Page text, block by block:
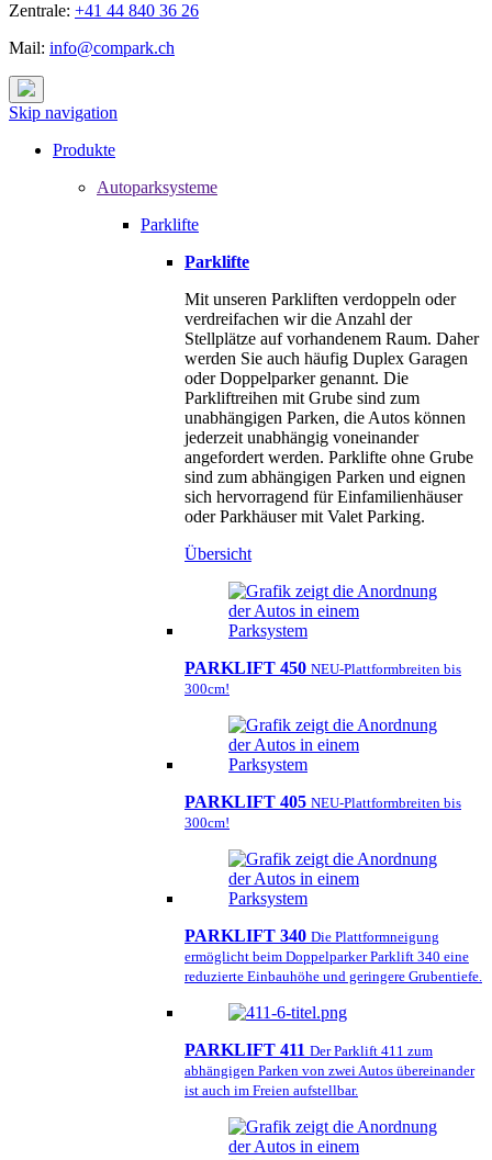
Zentrale: +41 44 840 36 26
Mail: info@compark.ch
Skip navigation
Produkte
Autoparksysteme
Parklifte
Parklifte
Mit unseren Parkliften verdoppeln oder
verdreifachen wir die Anzahl der
Stellplätze auf vorhandenem Raum. Daher
werden Sie auch häufig Duplex Garagen
oder Doppelparker genannt. Die
Parkliftreihen mit Grube sind zum
unabhängigen Parken, die Autos können
jederzeit unabhängig voneinander
angefordert werden. Parklifte ohne Grube
sind zum abhängigen Parken und eignen
sich hervorragend für Einfamilienhäuser
oder Parkhäuser mit Valet Parking.
Übersicht
PARKLIFT 450 NEU-Plattformbreiten bis
300cm!
PARKLIFT 405 NEU-Plattformbreiten bis
300cm!
PARKLIFT 340 Die Plattformneigung
ermöglicht beim Doppelparker Parklift 340 eine
reduzierte Einbauhöhe und geringere Grubentiefe.
PARKLIFT 411 Der Parklift 411 zum
abhängigen Parken von zwei Autos übereinander
ist auch im Freien aufstellbar.